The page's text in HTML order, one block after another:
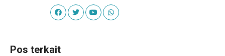
Pos terkait